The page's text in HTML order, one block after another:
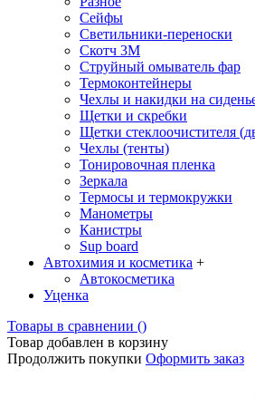
Сейфы
Светильники-переноски
Скотч 3М
Струйный омыватель фар
Термоконтейнеры
Чехлы и накидки на
Щетки и скребки
Щетки стеклоочистителя
Чехлы (тенты)
Тонировочная пленка
Зеркалa
Термосы и термокружки
Манометры
Канистры
Sup board
Автохимия и косметика +
Автокосметика
Уценка
Товары в сравнении ()
Товар добавлен в корзину
Продолжить покупки Оформить заказ